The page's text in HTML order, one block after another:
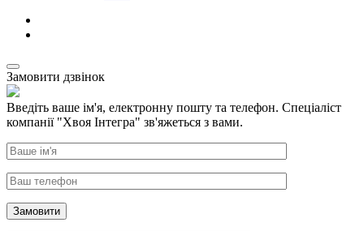
Замовити дзвінок
Введіть ваше ім'я, електронну пошту та телефон. Спеціаліст
компанії "Хвоя Інтегра" зв'яжеться з вами.